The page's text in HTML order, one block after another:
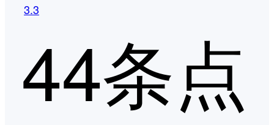
3.3
44条点